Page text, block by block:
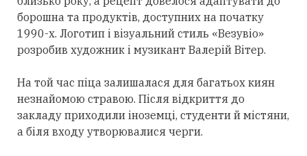
борошна та продуктів, доступних на початку
1990-х. Логотип і візуальний стиль «Везувіо»
розробив художник і музикант Валерій Вітер.
На той час піца залишалася для багатьох киян
незнайомою стравою. Після відкриття до
закладу приходили іноземці, студенти й містяни,
а біля входу утворювалися черги.